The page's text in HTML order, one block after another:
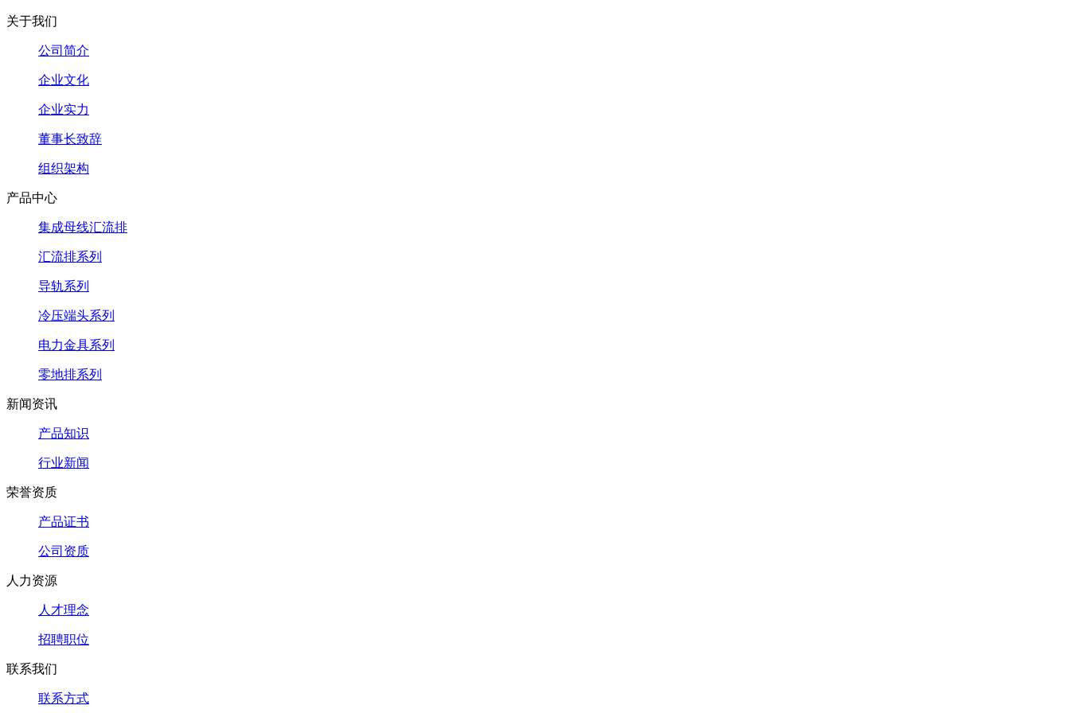
关于我们
公司简介
企业文化
企业实力
董事长致辞
组织架构
产品中心
集成母线汇流排
汇流排系列
导轨系列
冷压端头系列
电力金具系列
零地排系列
新闻资讯
产品知识
行业新闻
荣誉资质
产品证书
公司资质
人力资源
人才理念
招聘职位
联系我们
联系方式